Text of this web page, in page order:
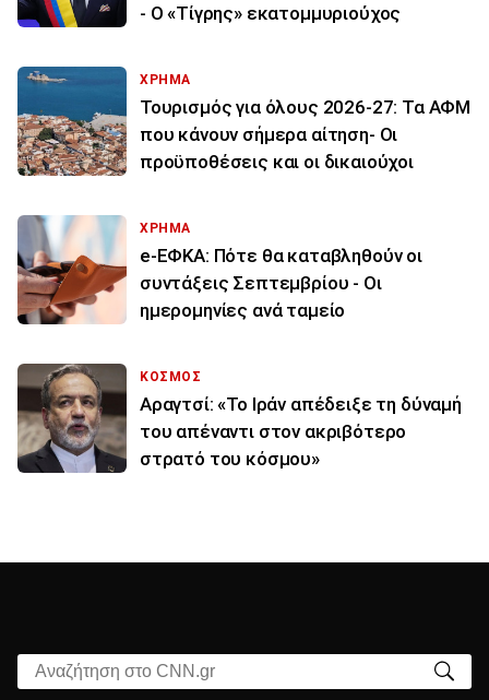
- Ο «Τίγρης» εκατομμυριούχος
ΧΡΗΜΑ
Τουρισμός για όλους 2026-27: Τα ΑΦΜ
που κάνουν σήμερα αίτηση- Οι
προϋποθέσεις και οι δικαιούχοι
ΧΡΗΜΑ
e-ΕΦΚΑ: Πότε θα καταβληθούν οι
συντάξεις Σεπτεμβρίου - Οι
ημερομηνίες ανά ταμείο
ΚΟΣΜΟΣ
Αραγτσί: «Το Ιράν απέδειξε τη δύναμή
του απέναντι στον ακριβότερο
στρατό του κόσμου»
Αναζήτηση στο CNN.gr